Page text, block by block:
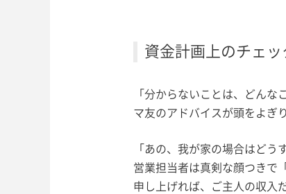
資金計画上のチェッ
「分からないことは、どん
マ友のアドバイスが頭をよぎ
「あの、我が家の場合はどう
営業担当者は真剣な顔つきで
申し上げれば、ご主人の収入